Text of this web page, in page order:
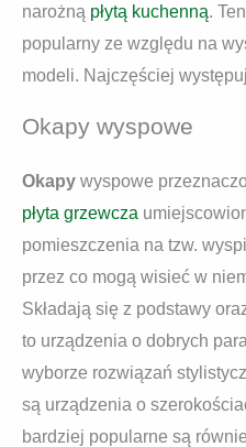
narożną płytą kuchenną.
popularny ze względu na
modeli. Najczęściej
Okapy wyspowe
Okapy wyspowe
płyta grzewcza
pomieszczenia na tzw.
przez co mogą wisieć w
Składają się z podstawy
to urządzenia o dobrych
wyborze rozwiązań
są urządzenia o
bardziej popularne są